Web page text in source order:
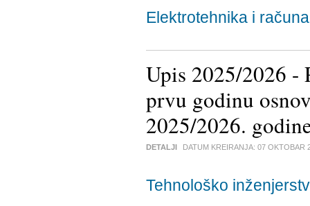
Elektrotehnika i
Upis 2025/2026 -
prvu godinu
2025/2026.
DETALJI DATUM KREIRANJA: 07 OKTOBAR
Tehnološko